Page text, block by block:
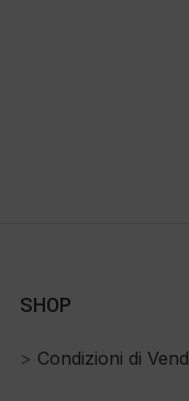
SHOP
> Condizioni di